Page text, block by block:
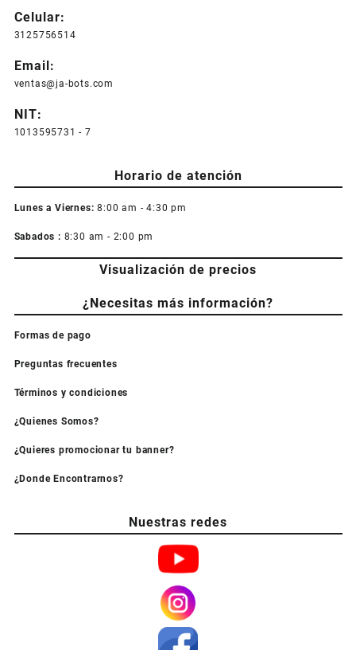
Celular:
3125756514
Email:
ventas@ja-bots.com
NIT:
1013595731 - 7
Horario de atención
Lunes a Viernes: 8:00 am - 4:30 pm
Sabados : 8:30 am - 2:00 pm
Visualización de precios
¿Necesitas más información?
Formas de pago
Preguntas frecuentes
Términos y condiciones
¿Quienes Somos?
¿Quieres promocionar tu banner?
¿Donde Encontrarnos?
Nuestras redes